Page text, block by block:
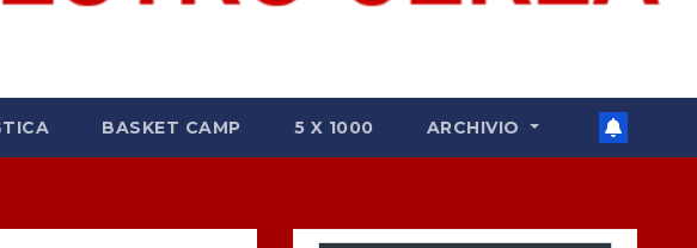
BASKET CAMP 5 X 1000 ARCHIVIO